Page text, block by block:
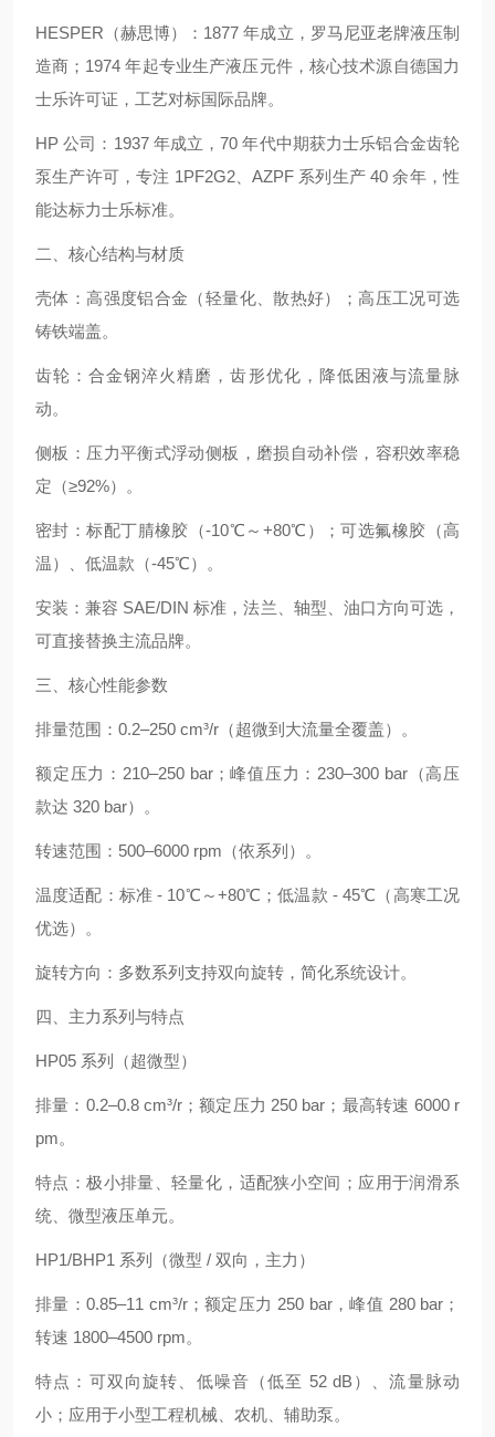
HESPER（赫思博）：1877 年成立，罗马尼亚老牌液压制
造商；1974 年起专业生产液压元件，核心技术源自德国力
士乐许可证，工艺对标国际品牌。
HP 公司：1937 年成立，70 年代中期获力士乐铝合金齿轮
泵生产许可，专注 1PF2G2、AZPF 系列生产 40 余年，性
能达标力士乐标准。
二、核心结构与材质
壳体：高强度铝合金（轻量化、散热好）；高压工况可选
铸铁端盖。
齿轮：合金钢淬火精磨，齿形优化，降低困液与流量脉
动。
侧板：压力平衡式浮动侧板，磨损自动补偿，容积效率稳
定（≥92%）。
密封：标配丁腈橡胶（-10℃～+80℃）；可选氟橡胶（高
温）、低温款（-45℃）。
安装：兼容 SAE/DIN 标准，法兰、轴型、油口方向可选，
可直接替换主流品牌。
三、核心性能参数
排量范围：0.2–250 cm³/r（超微到大流量全覆盖）。
额定压力：210–250 bar；峰值压力：230–300 bar（高压
款达 320 bar）。
转速范围：500–6000 rpm（依系列）。
温度适配：标准 - 10℃～+80℃；低温款 - 45℃（高寒工况
优选）。
旋转方向：多数系列支持双向旋转，简化系统设计。
四、主力系列与特点
HP05 系列（超微型）
排量：0.2–0.8 cm³/r；额定压力 250 bar；最高转速 6000 r
pm。
特点：极小排量、轻量化，适配狭小空间；应用于润滑系
统、微型液压单元。
HP1/BHP1 系列（微型 / 双向，主力）
排量：0.85–11 cm³/r；额定压力 250 bar，峰值 280 bar；
转速 1800–4500 rpm。
特点：可双向旋转、低噪音（低至 52 dB）、流量脉动
小；应用于小型工程机械、农机、辅助泵。